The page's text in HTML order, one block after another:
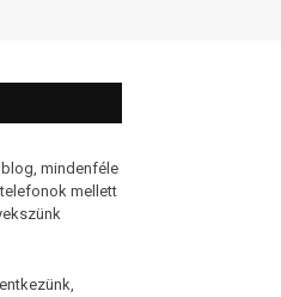
mindenféle
mellett